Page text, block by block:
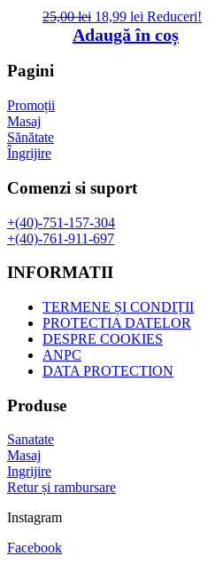
25,00lei Prețul
inițial
a
18,99 lei Prețul
curent
este:
Reduceri!
Adaugă în coș
Pagini
Promoții
Masaj
Sănătate
Îngrijire
Comenzi si suport
+(40)-751-157-304
+(40)-761-911-697
INFORMATII
TERMENE ȘI CONDIȚII
PROTECTIA DATELOR
DESPRE COOKIES
ANPC
DATA PROTECTION
Produse
Sanatate
Masaj
Ingrijire
Retur și rambursare
Instagram
Facebook